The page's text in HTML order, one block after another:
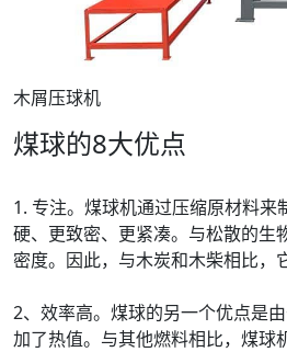
木屑压球机
煤球的8大优点
1. 专注。煤球机通过压缩原材料来
硬、更致密、更紧凑。与松散的生
密度。因此，与木炭和木柴相比，
2、效率高。煤球的另一个优点是
加了热值。与其他燃料相比，煤球